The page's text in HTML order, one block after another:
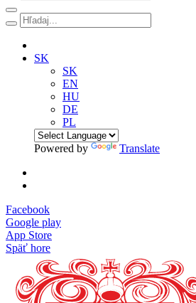
SK
SK
EN
HU
DE
PL
Powered by Translate
Facebook
Google play
App Store
Späť hore